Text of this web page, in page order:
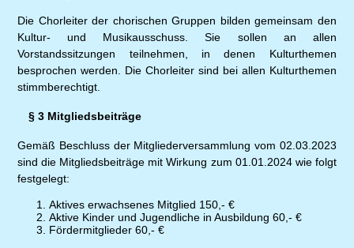
Die Chorleiter der chorischen Gruppen bilden gemeinsam den
Kultur- und Musikausschuss. Sie sollen an allen
Vorstandssitzungen teilnehmen, in denen Kulturthemen
besprochen werden. Die Chorleiter sind bei allen Kulturthemen
stimmberechtigt.
§ 3 Mitgliedsbeiträge
Gemäß Beschluss der Mitgliederversammlung vom 02.03.2023
sind die Mitgliedsbeiträge mit Wirkung zum 01.01.2024 wie folgt
festgelegt:
Aktives erwachsenes Mitglied 150,- €
Aktive Kinder und Jugendliche in Ausbildung 60,- €
Fördermitglieder 60,- €